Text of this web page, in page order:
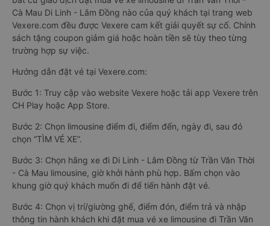
Cà Mau Di Linh - Lâm Đồng nào của quý khách tại trang web
Vexere.com đều được Vexere cam kết giải quyết sự cố. Chính
sách tặng coupon giảm giá hoặc hoàn tiền sẽ tùy theo từng
trường hợp sự việc.
Hướng dẫn đặt vé tại Vexere.com:
Bước 1: Truy cập vào website Vexere hoặc tải app Vexere trên
CH Play hoặc App Store.
Bước 2: Chọn limousine điểm đi, điểm đến, ngày đi, sau đó
chọn “TÌM VÉ XE”.
Bước 3: Chọn hãng xe đi Di Linh - Lâm Đồng từ Trần Văn Thời
- Cà Mau limousine, giờ khởi hành phù hợp. Bấm chọn vào
khung giờ quý khách muốn đi để tiến hành đặt vé.
Bước 4: Chọn vị trí/giường ghế, điểm đón, điểm trả và nhập
thông tin hành khách khi đặt mua vé xe limousine đi Trần Văn